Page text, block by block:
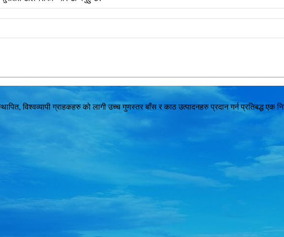
विश्वव्यापी ग्राहकहरु को लागी उच्च गुणस्तर बाँस र काठ उत्पादनहरु प्रदान गर्न प्रतिबद्ध एक